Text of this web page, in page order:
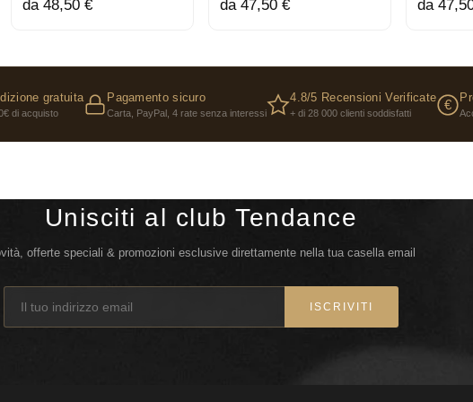
da 48,50 € da 47,50 € da
gratuita
di acquisto
Pagamento sicuro
Carta, PayPal, 4 rate senza interessi
4.8/5 Recensioni Verificate
+ di 28 000 clienti soddisfatti
€
Unisciti al club Tendance
offerte speciali & promozioni esclusive direttamente nella tua casella email
ISCRIVITI